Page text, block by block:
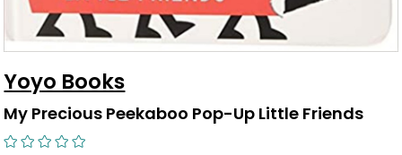
Yoyo Books
My Precious Peekaboo Pop-Up Little Friends